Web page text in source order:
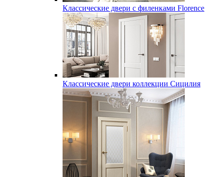
Классические двери с филенками Florence
Классические двери коллекции Сицилия